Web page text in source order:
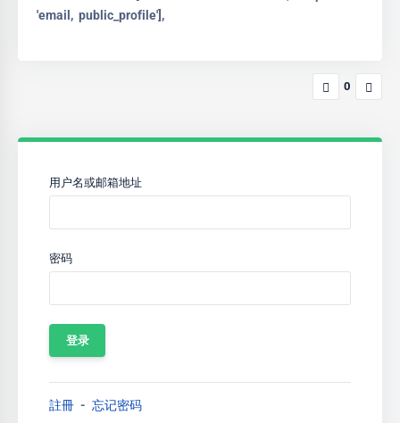
'email, public_profile'],
0
用户名或邮箱地址
密码
註冊 忘记密码